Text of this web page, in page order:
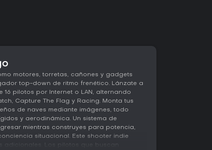
motores, torretas, cañones y gadgets
top-down de ritmo frenético. Lánzate a
pilotos por Internet o LAN, alternando
Capture The Flag y Racing. Monta tus
de naves mediante imágenes, todo
y aerodinámica. Un sistema de
mientras construyes para potencia,
situacional. Este shooter indie
adicionales. Los pilotos que buscan